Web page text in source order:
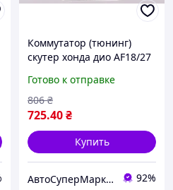
Коммутатор (тюнинг)
скутер хонда дио AF18/27
Готово к отправке
725.40₴
806 ₴
Купить
АвтоСуперМаркет 92%